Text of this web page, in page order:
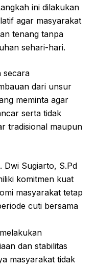
ini dilakukan
agar masyarakat
tenang tanpa
sehari-hari.
secara
dari unsur
meminta agar
serta tidak
tradisional maupun
Dwi Sugiarto, S.Pd
komitmen kuat
masyarakat tetap
cuti bersama
dan stabilitas
masyarakat tidak